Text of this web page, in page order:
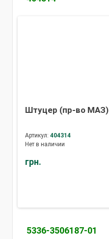
Штуцер (пр-во МАЗ)
Артикул: 404314
Нет в наличии
грн.
5336-3506187-01